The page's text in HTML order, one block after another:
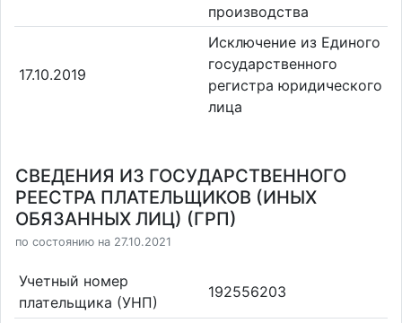
производства
17.10.2019
Исключение из Единого
государственного
регистра юридического
лица
СВЕДЕНИЯ ИЗ ГОСУДАРСТВЕННОГО
РЕЕСТРА ПЛАТЕЛЬЩИКОВ (ИНЫХ
ОБЯЗАННЫХ ЛИЦ) (ГРП)
по состоянию на 27.10.2021
Учетный номер
плательщика (УНП)
192556203